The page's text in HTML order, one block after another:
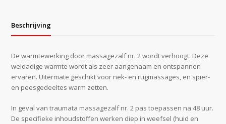
Beschrijving
De warmtewerking door massagezalf nr. 2 wordt verhoogt. Deze
weldadige warmte wordt als zeer aangenaam en ontspannen
ervaren. Uitermate geschikt voor nek- en rugmassages, en spier-
en peesgedeeltes warm zetten.
In geval van traumata massagezalf nr. 2 pas toepassen na 48 uur.
De specifieke inhoudstoffen werken diep in weefsel (huid en